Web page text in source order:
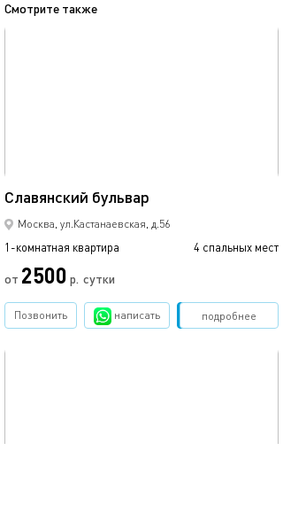
Смотрите также
Славянский бульвар
Москва, ул.Кастанаевская, д.56
1-комнатная квартира 4 спальных мест
от 2500 р. сутки
подробнее
Позвонить написать Забронировать